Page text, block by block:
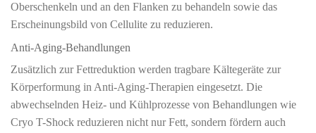
Oberschenkeln und an den Flanken zu behandeln sowie das
Erscheinungsbild von Cellulite zu reduzieren.
Anti-Aging-Behandlungen
Zusätzlich zur Fettreduktion werden tragbare Kältegeräte zur
Körperformung in Anti-Aging-Therapien eingesetzt. Die
abwechselnden Heiz- und Kühlprozesse von Behandlungen wie
Cryo T-Shock reduzieren nicht nur Fett, sondern fördern auch